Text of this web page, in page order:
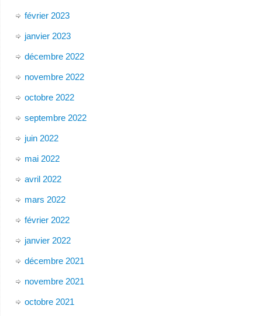
février 2023
janvier 2023
décembre 2022
novembre 2022
octobre 2022
septembre 2022
juin 2022
mai 2022
avril 2022
mars 2022
février 2022
janvier 2022
décembre 2021
novembre 2021
octobre 2021